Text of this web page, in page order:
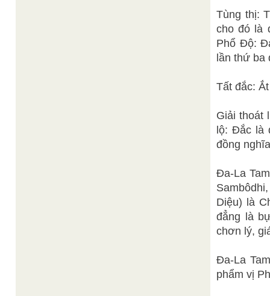
Tùng thị:
cho đó là
Phổ Độ:
lần thứ ba
Tất đắc:
Giải thoát
lộ: Đắc là
đồng
Đa-La
Diệu) là
đẳng là
chơn lý,
Đa-La
phẩm vị